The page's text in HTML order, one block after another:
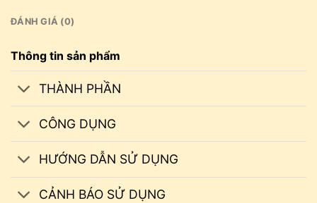
ĐÁNH GIÁ (0)
Thông tin sản phẩm
THÀNH PHẦN
CÔNG DỤNG
HƯỚNG DẪN SỬ DỤNG
CẢNH BÁO SỬ DỤNG